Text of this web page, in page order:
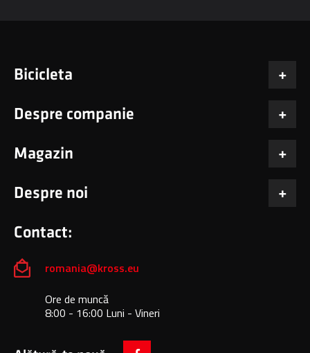
Bicicleta
Despre companie
Magazin
Despre noi
Contact:
romania@kross.eu
Ore de muncă
8:00 - 16:00 Luni - Vineri